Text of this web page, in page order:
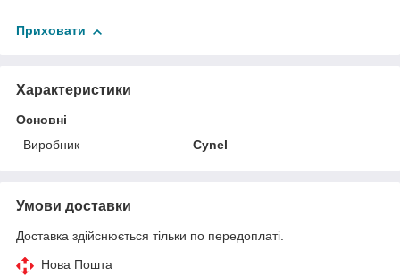
Приховати
Характеристики
Основні
Виробник
Cynel
Умови доставки
Доставка здійснюється тільки по передоплаті.
Нова Пошта